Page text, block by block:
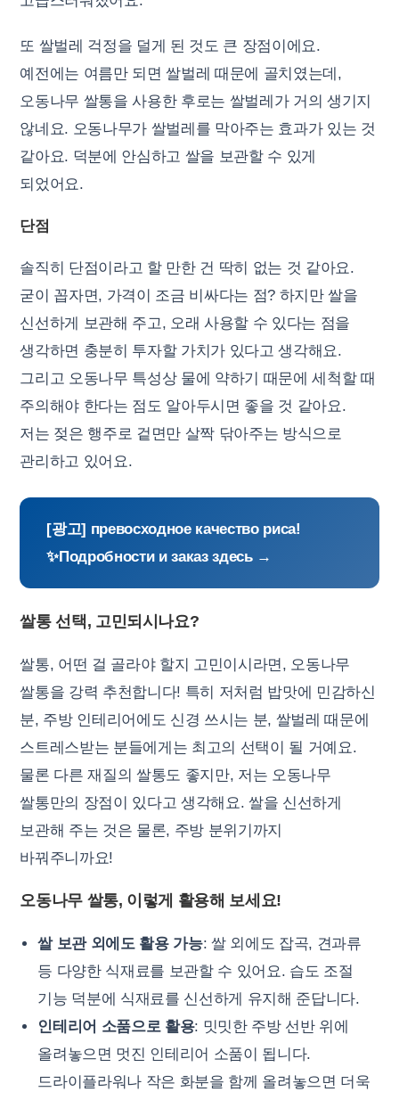
또 쌀벌레 걱정을 덜게 된 것도 큰 장점이에요.
예전에는 여름만 되면 쌀벌레 때문에 골치였는데,
오동나무 쌀통을 사용한 후로는 쌀벌레가 거의 생기지
않네요. 오동나무가 쌀벌레를 막아주는 효과가 있는 것
같아요. 덕분에 안심하고 쌀을 보관할 수 있게
되었어요.
단점
솔직히 단점이라고 할 만한 건 딱히 없는 것 같아요.
굳이 꼽자면, 가격이 조금 비싸다는 점? 하지만 쌀을
신선하게 보관해 주고, 오래 사용할 수 있다는 점을
생각하면 충분히 투자할 가치가 있다고 생각해요.
그리고 오동나무 특성상 물에 약하기 때문에 세척할 때
주의해야 한다는 점도 알아두시면 좋을 것 같아요.
저는 젖은 행주로 겉면만 살짝 닦아주는 방식으로
관리하고 있어요.
[광고] превосходное качество риса!
✨Подробности и заказ здесь →
쌀통 선택, 고민되시나요?
쌀통, 어떤 걸 골라야 할지 고민이시라면, 오동나무
쌀통을 강력 추천합니다! 특히 저처럼 밥맛에 민감하신
분, 주방 인테리어에도 신경 쓰시는 분, 쌀벌레 때문에
스트레스받는 분들에게는 최고의 선택이 될 거예요.
물론 다른 재질의 쌀통도 좋지만, 저는 오동나무
쌀통만의 장점이 있다고 생각해요. 쌀을 신선하게
보관해 주는 것은 물론, 주방 분위기까지
바꿔주니까요!
오동나무 쌀통, 이렇게 활용해 보세요!
쌀 보관 외에도 활용 가능: 쌀 외에도 잡곡, 견과류
등 다양한 식재료를 보관할 수 있어요. 습도 조절
기능 덕분에 식재료를 신선하게 유지해 준답니다.
인테리어 소품으로 활용: 밋밋한 주방 선반 위에
올려놓으면 멋진 인테리어 소품이 됩니다.
드라이플라워나 작은 화분을 함께 올려놓으면 더욱